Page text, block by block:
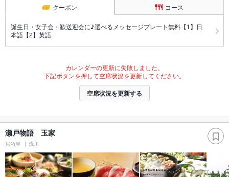
クーポン コース
誕生日・女子会・歓送迎会に♪選べるメッセージプレート無料【1】日
本語【2】英語
カレンダーの更新に失敗しました。
下記ボタンを押して空席状況を更新してください。
空席状況を更新する
瀬戸物語 玉家
居酒屋 流川